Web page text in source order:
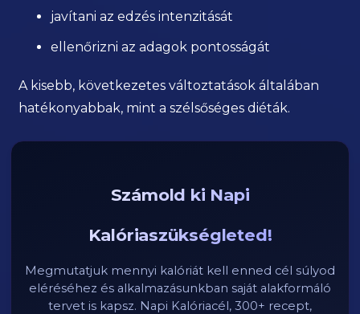
javítani az edzés intenzitását
ellenőrizni az adagok pontosságát
A kisebb, következetes változtatások általában
hatékonyabbak, mint a szélsőséges diéták.
Számold ki Napi
Kalóriaszükségleted!
Megmutatjuk mennyi kalóriát kell enned cél súlyod
eléréséhez és alkalmazásunkban saját alakformáló
tervet is kapsz. Napi Kalóriacél, 300+ recept,